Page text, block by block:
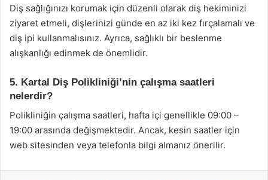
Diş sağlığınızı korumak için düzenli olarak diş hekiminizi
ziyaret etmeli, dişlerinizi günde en az iki kez fırçalamalı ve
diş ipi kullanmalısınız. Ayrıca, sağlıklı bir beslenme
alışkanlığı edinmek de önemlidir.
5. Kartal Diş Polikliniği’nin çalışma saatleri
nelerdir?
Polikliniğin çalışma saatleri, hafta içi genellikle 09:00 –
19:00 arasında değişmektedir. Ancak, kesin saatler için
web sitesinden veya telefonla bilgi almanız önerilir.